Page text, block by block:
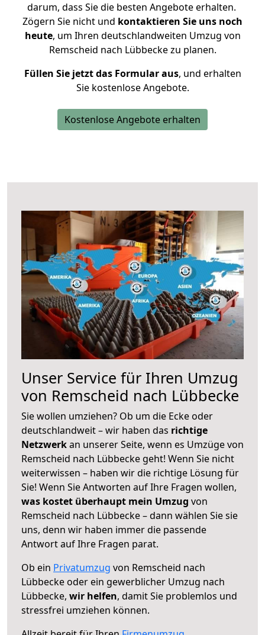
darum, dass Sie die besten Angebote erhalten.
Zögern Sie nicht und kontaktieren Sie uns noch
heute, um Ihren deutschlandweiten Umzug von
Remscheid nach Lübbecke zu planen.
Füllen Sie jetzt das Formular aus, und erhalten
Sie kostenlose Angebote.
Kostenlose Angebote erhalten
Unser Service für Ihren Umzug
von Remscheid nach Lübbecke
Sie wollen umziehen? Ob um die Ecke oder
deutschlandweit – wir haben das richtige
Netzwerkan unserer Seite, wenn es Umzüge von
Remscheid nach Lübbecke geht! Wenn Sie nicht
weiterwissen – haben wir die richtige Lösung für
Sie! Wenn Sie Antworten auf Ihre Fragen wollen,
was kostet überhaupt mein Umzug von
Remscheid nach Lübbecke – dann wählen Sie sie
uns, denn wir haben immer die passende
Antwort auf Ihre Fragen parat.
Ob ein Privatumzug von Remscheid nach
Lübbecke oder ein gewerblicher Umzug nach
Lübbecke, wir helfen, damit Sie problemlos und
stressfrei umziehen können.